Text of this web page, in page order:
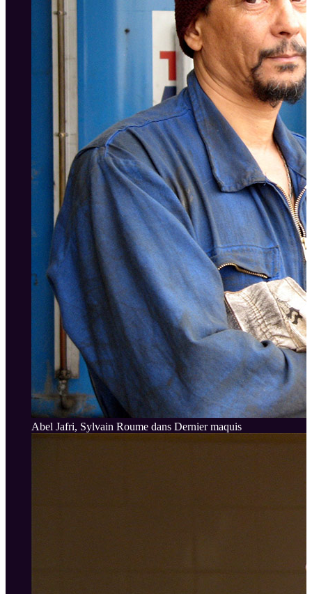
Abel Jafri, Sylvain Roume dans Dernier maquis